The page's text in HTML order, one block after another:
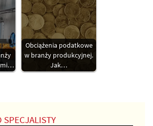
Obciążenia podatkowe
w branży produkcyjnej.
Jak…
SPECJALISTY